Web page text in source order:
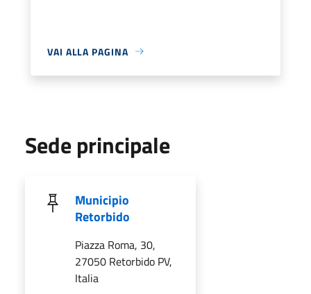
VAI ALLA PAGINA
Sede principale
Municipio
Retorbido
Piazza Roma, 30,
27050 Retorbido PV,
Italia